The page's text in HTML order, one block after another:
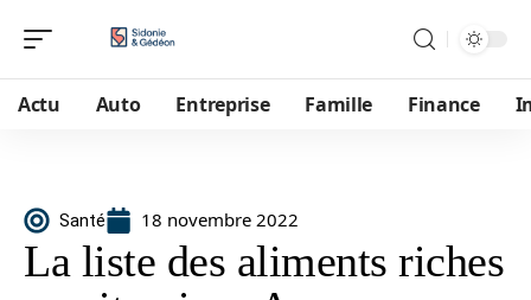
Actu Auto Entreprise Famille Finance
Santé 18 novembre 2022
La liste des aliments riches